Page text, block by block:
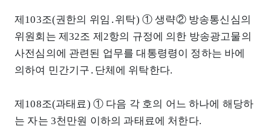
제103조(권한의 위임․위탁) ① 생략② 방송통신심의
위원회는 제32조 제2항의 규정에 의한 방송광고물의
사전심의에 관련된 업무를 대통령령이 정하는 바에
의하여 민간기구․단체에 위탁한다.
제108조(과태료) ① 다음 각 호의 어느 하나에 해당하
는 자는 3천만원 이하의 과태료에 처한다.